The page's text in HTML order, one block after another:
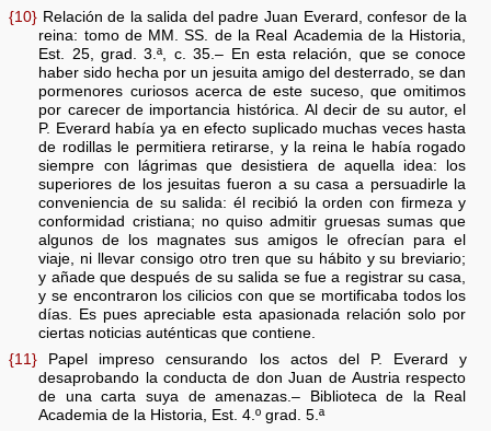
{10} Relación de la salida del padre Juan Everard, confesor de la
reina: tomo de MM. SS. de la Real Academia de la Historia,
Est. 25, grad. 3.ª, c. 35.– En esta relación, que se conoce
haber sido hecha por un jesuita amigo del desterrado, se dan
pormenores curiosos acerca de este suceso, que omitimos
por carecer de importancia histórica. Al decir de su autor, el
P. Everard había ya en efecto suplicado muchas veces hasta
de rodillas le permitiera retirarse, y la reina le había rogado
siempre con lágrimas que desistiera de aquella idea: los
superiores de los jesuitas fueron a su casa a persuadirle la
conveniencia de su salida: él recibió la orden con firmeza y
conformidad cristiana; no quiso admitir gruesas sumas que
algunos de los magnates sus amigos le ofrecían para el
viaje, ni llevar consigo otro tren que su hábito y su breviario;
y añade que después de su salida se fue a registrar su casa,
y se encontraron los cilicios con que se mortificaba todos los
días. Es pues apreciable esta apasionada relación solo por
ciertas noticias auténticas que contiene.
{11} Papel impreso censurando los actos del P. Everard y
desaprobando la conducta de don Juan de Austria respecto
de una carta suya de amenazas.– Biblioteca de la Real
Academia de la Historia, Est. 4.º grad. 5.ª